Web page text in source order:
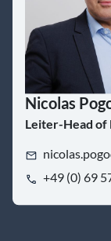
Nicolas
Leiter-Head of
+49 (0) 69